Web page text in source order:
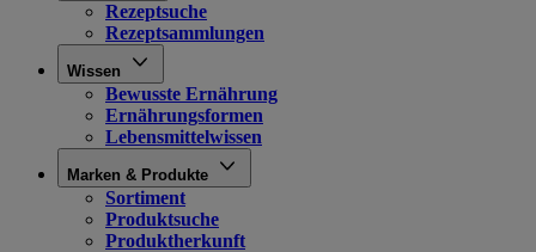
Rezeptsuche
Rezeptsammlungen
Wissen
Bewusste Ernährung
Ernährungsformen
Lebensmittelwissen
Marken & Produkte
Sortiment
Produktsuche
Produktherkunft